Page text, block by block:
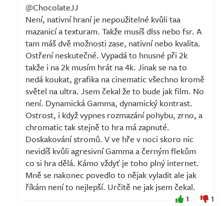
@ChocolateJJ
Není, nativní hraní je nepoužitelné kvůli taa
mazanicí a texturam. Takže musíš dlss nebo fsr. A
tam máš dvě možnosti zase, nativní nebo kvalita.
Ostření neskutečné. Vypadá to hnusné při 2k
takže i na 2k musím hrát na 4k. Jinak se na to
nedá koukat, grafika na cinematic všechno kromě
světel na ultra. Jsem čekal že to bude jak film. No
není. Dynamická Gamma, dynamický kontrast.
Ostrost, i když vypnes rozmazání pohybu, zrno, a
chromatic tak stejně to hra má zapnuté.
Doskakování stromů. V ve hře v noci skoro nic
nevidíš kvůli agresivní Gamma a černým flekům
co si hra dělá. Kámo vždyť je toho plný internet.
Mně se nakonec povedlo to nějak vyladit ale jak
říkám není to nejlepší. Určitě ne jak jsem čekal.
1 1